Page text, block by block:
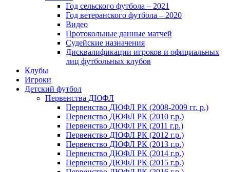
Год сельского футбола – 2021
Год ветеранского футбола – 2020
Видео
Протокольные данные матчей
Судейские назначения
Дисквалификации игроков и официальных
лиц футбольных клубов
Клубы
Игроки
Детский футбол
Первенства ДЮФЛ
Первенство ДЮФЛ РК (2008-2009 гг. р.)
Первенство ДЮФЛ РК (2010 г.р.)
Первенство ДЮФЛ РК (2011 г.р.)
Первенство ДЮФЛ РК (2012 г.р.)
Первенство ДЮФЛ РК (2013 г.р.)
Первенство ДЮФЛ РК (2014 г.р.)
Первенство ДЮФЛ РК (2015 г.р.)